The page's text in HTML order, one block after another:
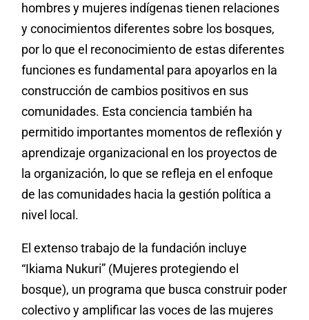
hombres y mujeres indígenas tienen relaciones
y conocimientos diferentes sobre los bosques,
por lo que el reconocimiento de estas diferentes
funciones es fundamental para apoyarlos en la
construcción de cambios positivos en sus
comunidades. Esta conciencia también ha
permitido importantes momentos de reflexión y
aprendizaje organizacional en los proyectos de
la organización, lo que se refleja en el enfoque
de las comunidades hacia la gestión política a
nivel local.
El extenso trabajo de la fundación incluye
“Ikiama Nukuri” (Mujeres protegiendo el
bosque), un programa que busca construir poder
colectivo y amplificar las voces de las mujeres